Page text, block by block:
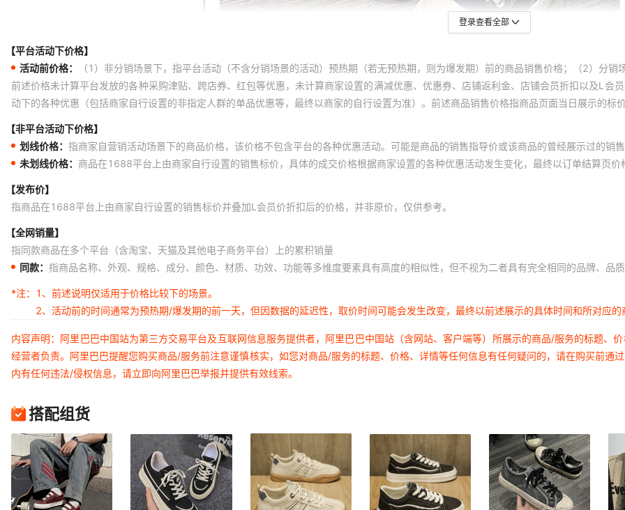
登录查看全部
【平台活动下价格】
活动前价格：
（1）非分销场景下，指平台活动（不含分销场景的活动）预热期（若无预热期，则为爆发期）前的商品销售价格；（2）分
前述价格未计算平台发放的各种采购津贴、跨店券、红包等优惠，未计算商家设置的满减优惠、优惠券、店铺返利金、店铺会员折扣以及L会
动下的各种优惠（包括商家自行设置的非指定人群的单品优惠等，最终以商家的自行设置为准）。前述商品销售价格指商品页面当日展示的
【非平台活动下价格】
划线价格： 指商家自营销活动场景下的商品价格，该价格不包含平台的各种优惠活动。可能是商品的销售指导价或该商品的曾经展示过的销
未划线价格： 商品在1688平台上由商家自行设置的销售标价，具体的成交价格根据商家设置的各种优惠活动发生变化，最终以订单结算页价
【发布价】
指商品在1688平台上由商家自行设置的销售标价并叠加L会员价折扣后的价格，并非原价，仅供参考。
【全网销量】
指同款商品在多个平台（含淘宝、天猫及其他电子商务平台）上的累积销量
同款： 指商品名称、外观、规格、成分、颜色、材质、功效、功能等多维度要素具有高度的相似性，但不视为二者具有完全相同的品牌、品
*注：
1、前述说明仅适用于价格比较下的场景。
2、活动前的时间通常为预热期/爆发期的前一天，但因数据的延迟性，取价时间可能会发生改变，最终以前述展示的具体时间和所对应的
内容声明：阿里巴巴中国站为第三方交易平台及互联网信息服务提供者，阿里巴巴中国站（含网站、客户端等）所展示的商品/服务的标题、
经营者负责。阿里巴巴提醒您购买商品/服务前注意谨慎核实，如您对商品/服务的标题、价格、详情等任何信息有任何疑问的，请在购买前通
内有任何违法/侵权信息，请立即向阿里巴巴举报并提供有效线索。
搭配组货